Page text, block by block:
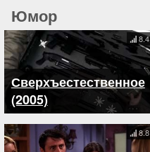
Юмор
Сверхъестественное
(2005)
8.4
8.8